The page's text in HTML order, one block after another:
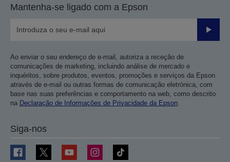
Mantenha-se ligado com a Epson
Enviar
Ao enviar o seu endereço de e-mail, autoriza a receção de
comunicações de marketing, incluindo análise de mercado e
inquéritos, sobre produtos, eventos, promoções e serviços da Epson
através de e-mail ou outras formas de comunicação eletrónica, com
base nas suas preferências e comportamento na web, como descrito
na Declaração de Informações de Privacidade da Epson
Siga-nos